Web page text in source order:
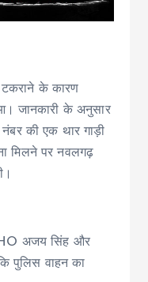
टकराने के कारण
जानकारी के अनुसार
की एक थार गाड़ी
मिलने पर नवलगढ़
अजय सिंह और
पुलिस वाहन का